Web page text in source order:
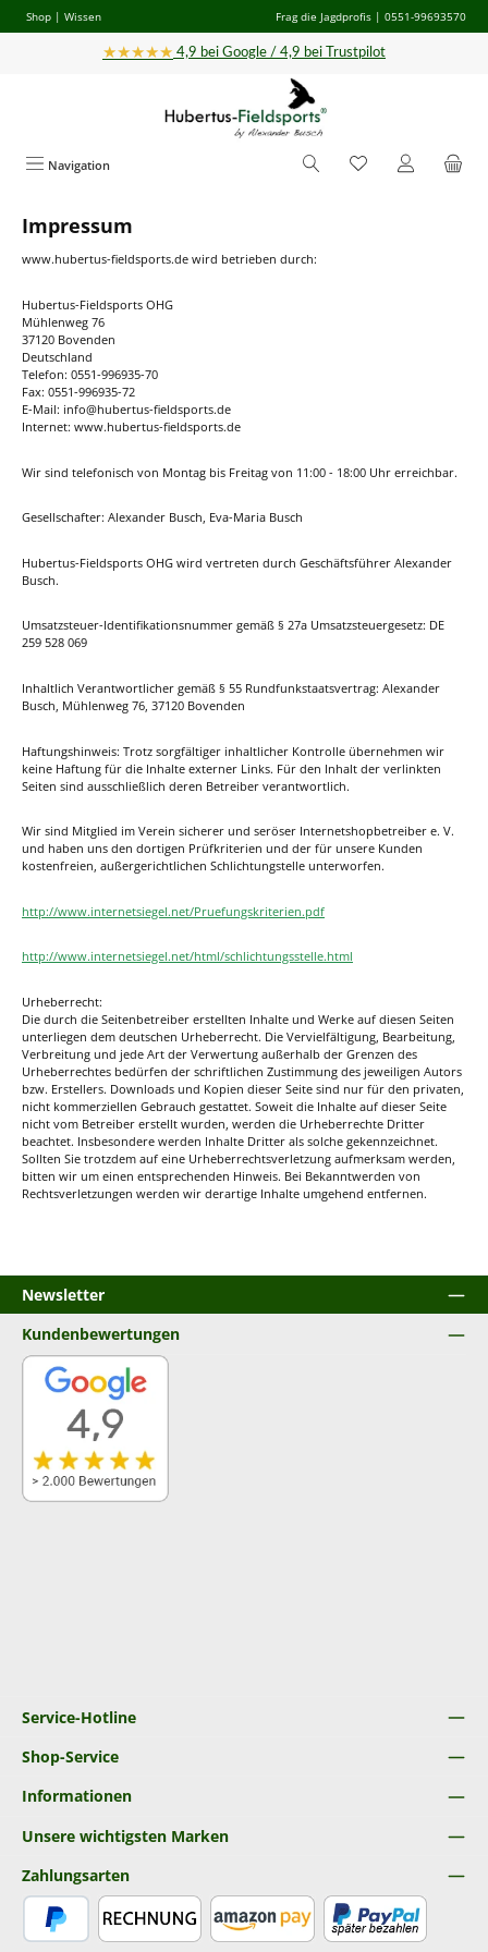
Zum Hauptinhalt springen
Shop | Wissen Frag die Jagdprofis | 0551-99693570
★★★★★ 4,9 bei Google / 4,9 bei Trustpilot
Navigation
Impressum
www.hubertus-fieldsports.de wird betrieben durch:
Hubertus-Fieldsports OHG
Mühlenweg 76
37120 Bovenden
Deutschland
Telefon: 0551-996935-70
Fax: 0551-996935-72
E-Mail: info@hubertus-fieldsports.de
Internet: www.hubertus-fieldsports.de
Wir sind telefonisch von Montag bis Freitag von 11:00 - 18:00 Uhr erreichbar.
Gesellschafter: Alexander Busch, Eva-Maria Busch
Hubertus-Fieldsports OHG wird vertreten durch Geschäftsführer Alexander
Busch.
Umsatzsteuer-Identifikationsnummer gemäß § 27a Umsatzsteuergesetz: DE
259 528 069
Inhaltlich Verantwortlicher gemäß § 55 Rundfunkstaatsvertrag: Alexander
Busch, Mühlenweg 76, 37120 Bovenden
Haftungshinweis: Trotz sorgfältiger inhaltlicher Kontrolle übernehmen wir
keine Haftung für die Inhalte externer Links. Für den Inhalt der verlinkten
Seiten sind ausschließlich deren Betreiber verantwortlich.
Wir sind Mitglied im Verein sicherer und seröser Internetshopbetreiber e. V.
und haben uns den dortigen Prüfkriterien und der für unsere Kunden
kostenfreien, außergerichtlichen Schlichtungstelle unterworfen.
http://www.internetsiegel.net/Pruefungskriterien.pdf
http://www.internetsiegel.net/html/schlichtungsstelle.html
Urheberrecht:
Die durch die Seitenbetreiber erstellten Inhalte und Werke auf diesen Seiten
unterliegen dem deutschen Urheberrecht. Die Vervielfältigung, Bearbeitung,
Verbreitung und jede Art der Verwertung außerhalb der Grenzen des
Urheberrechtes bedürfen der schriftlichen Zustimmung des jeweiligen Autors
bzw. Erstellers. Downloads und Kopien dieser Seite sind nur für den privaten,
nicht kommerziellen Gebrauch gestattet. Soweit die Inhalte auf dieser Seite
nicht vom Betreiber erstellt wurden, werden die Urheberrechte Dritter
beachtet. Insbesondere werden Inhalte Dritter als solche gekennzeichnet.
Sollten Sie trotzdem auf eine Urheberrechtsverletzung aufmerksam werden,
bitten wir um einen entsprechenden Hinweis. Bei Bekanntwerden von
Rechtsverletzungen werden wir derartige Inhalte umgehend entfernen.
Newsletter
Service-Hotline
Shop-Service
Informationen
Unsere wichtigsten Marken
Kundenbewertungen
Zahlungsarten